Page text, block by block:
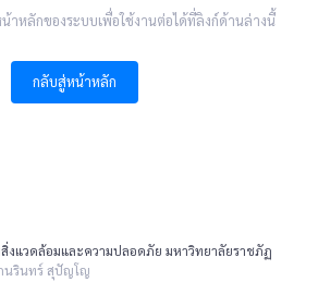
าหลักของระบบเพื่อใช้งานต่อได้ที่ลิงก์ด้านล่างนี้
กลับสู่หน้าหลัก
งแวดล้อมและความปลอดภัย มหาวิทยาลัยราชภัฏ
นรินทร์ สุปัญโญ